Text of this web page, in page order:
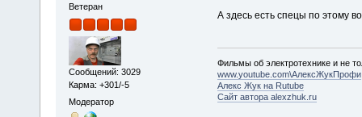
Ветеран
Сообщений: 3029
Карма: +301/-5
Модератор
А здесь есть спецы по этому
Фильмы об электротехнике и не
www.youtube.com\АлексЖукПрофи
Алекс Жук на Rutube
Сайт автора alexzhuk.ru